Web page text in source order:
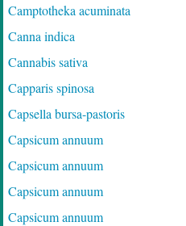
Camptotheka acuminata
Canna indica
Cannabis sativa
Capparis spinosa
Capsella bursa-pastoris
Capsicum annuum
Capsicum annuum
Capsicum annuum
Capsicum annuum